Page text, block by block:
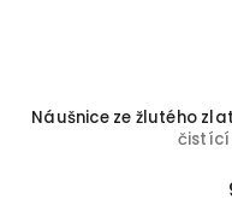
Náušnice ze žlutého
čistící